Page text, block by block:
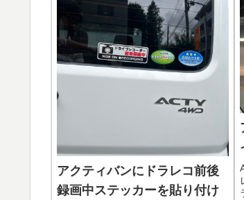
アクティバンにドラレコ前後
録画中ステッカーを貼り付け